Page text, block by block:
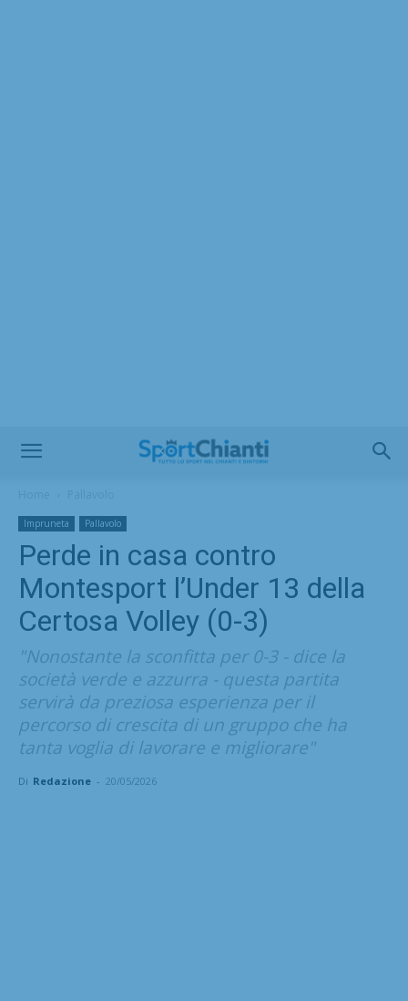
Impruneta Pallavolo
Perde in casa contro
Montesport l’Under 13 della
Certosa Volley (0-3)
"Nonostante la sconfitta per 0-3 - dice la
società verde e azzurra - questa partita
servirà da preziosa esperienza per il
percorso di crescita di un gruppo che ha
tanta voglia di lavorare e migliorare"
Di Redazione - 20/05/2026